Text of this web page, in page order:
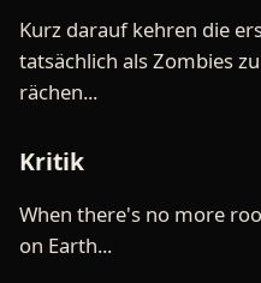
Kurz darauf kehren die
tatsächlich als Zombies
rächen...
Kritik
When there's no more
on Earth...